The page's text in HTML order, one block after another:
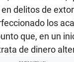
delitos de
los
que, en un
de dinero